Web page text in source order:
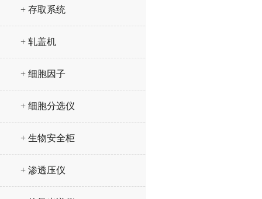
+ 存取系统
+ 轧盖机
+ 细胞因子
+ 细胞分选仪
+ 生物安全柜
+ 渗透压仪